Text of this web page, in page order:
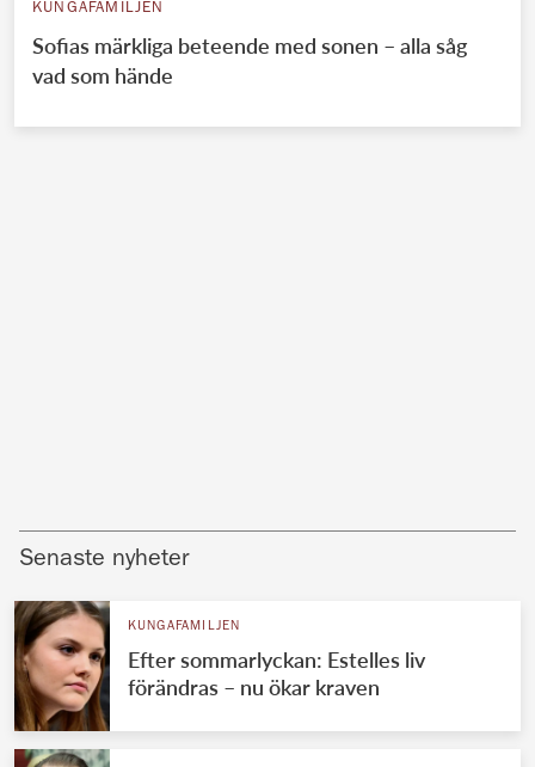
KUNGAFAMILJEN
Sofias märkliga beteende med sonen – alla såg
vad som hände
Senaste nyheter
KUNGAFAMILJEN
Efter sommarlyckan: Estelles liv
förändras – nu ökar kraven